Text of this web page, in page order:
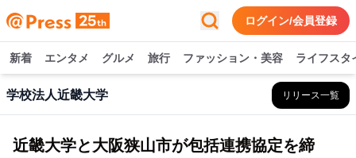
ログイン/会員登録
新着 エンタメ グルメ 旅行 ファッション・美容 ライフスタ
学校法人近畿大学 リリース一覧
近畿大学と大阪狭山市が包括連携協定を締